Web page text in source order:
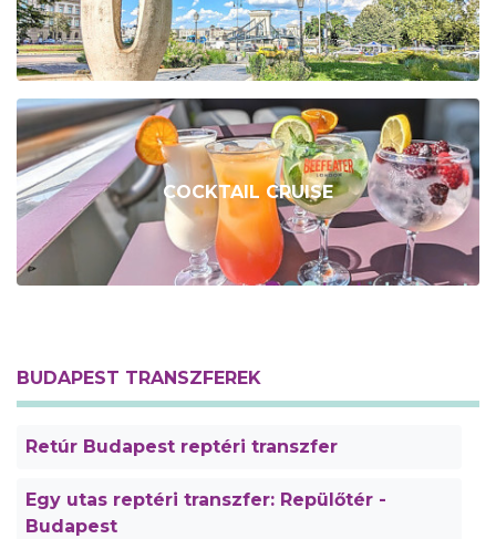
COCKTAIL CRUISE
BUDAPEST TRANSZFEREK
Retúr Budapest reptéri transzfer
Egy utas reptéri transzfer: Repülőtér -
Budapest